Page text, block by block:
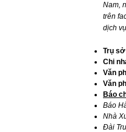
Nam,
trên
dịch
Trụ
Chi
Văn
Văn
​Báo
Báo
Nhà
Đài